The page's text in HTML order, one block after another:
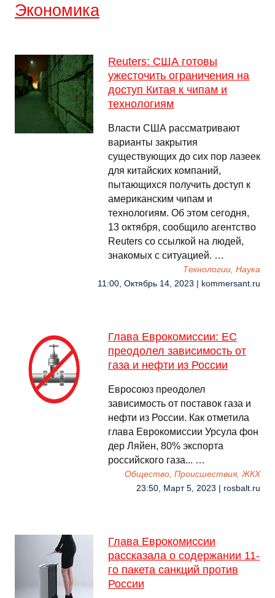
Экономика
Reuters: США готовы
ужесточить ограничения на
доступ Китая к чипам и
технологиям
Власти США рассматривают
варианты закрытия
существующих до сих пор лазеек
для китайских компаний,
пытающихся получить доступ к
американским чипам и
технологиям. Об этом сегодня,
13 октября, сообщило агентство
Reuters со ссылкой на людей,
знакомых с ситуацией. …
Технологии, Наука
11:00, Октябрь 14, 2023 | kommersant.ru
Глава Еврокомиссии: ЕС
преодолел зависимость от
газа и нефти из России
Евросоюз преодолел
зависимость от поставок газа и
нефти из России. Как отметила
глава Еврокомиссии Урсула фон
дер Ляйен, 80% экспорта
российского газа... …
Общество, Происшествия, ЖКХ
23:50, Март 5, 2023 | rosbalt.ru
Глава Еврокомиссии
рассказала о содержании 11-
го пакета санкций против
России